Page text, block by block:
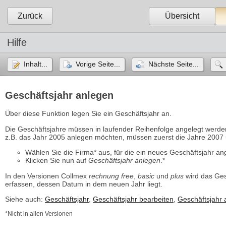
Zurück Übersicht
Hilfe
Inhalt... Vorige Seite... Nächste Seite...
Geschäftsjahr anlegen
Über diese Funktion legen Sie ein Geschäftsjahr an.
Die Geschäftsjahre müssen in laufender Reihenfolge angelegt
z.B. das Jahr 2005 anlegen möchten, müssen zuerst die Jahre
Wählen Sie die Firma* aus, für die ein neues Geschäftsjahr
Klicken Sie nun auf Geschäftsjahr anlegen.*
In den Versionen Collmex rechnung free basic und plus wird das
erfassen, dessen Datum in dem neuen Jahr liegt.
Siehe auch: Geschäftsjahr, Geschäftsjahr bearbeiten Geschäftsjahr
*Nicht in allen Versionen